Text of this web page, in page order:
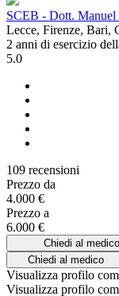
SCEB - Dott.
Lecce, Firenze, Bari,
2 anni di esercizio
5.0
109 recensioni
Prezzo da
4.000 €
Prezzo a
6.000 €
Chiedi al medico
Chiedi al medico
Visualizza profilo
Visualizza profilo